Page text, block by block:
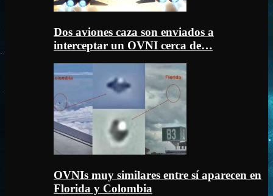
Dos aviones caza son enviados a
interceptar un OVNI cerca de…
OVNIs muy similares entre sí aparecen en
Florida y Colombia